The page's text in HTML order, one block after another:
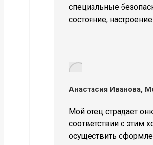
специальные
состояние,
Анастасия Иванова,
Мой отец страдает
соответствии с этим
осуществить